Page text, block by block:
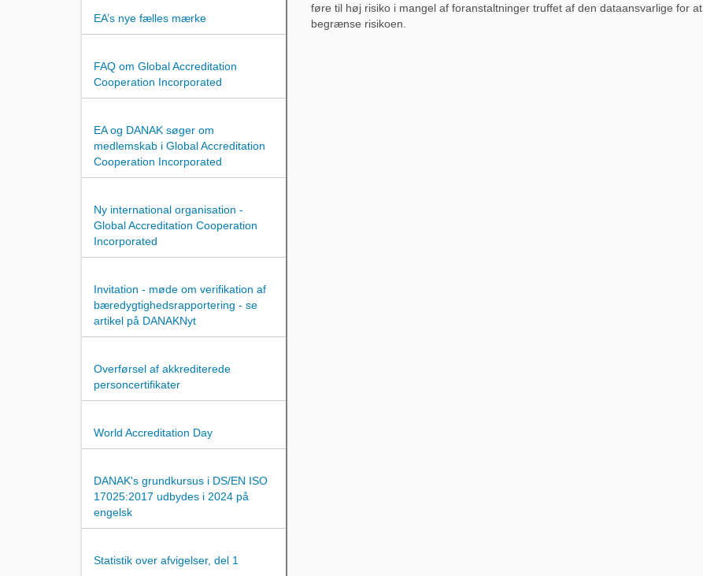
føre til høj risiko i mangel af foranstaltninger truffet af den dataansvarlige for at
begrænse risikoen.
EA’s nye fælles mærke
FAQ om Global Accreditation
Cooperation Incorporated
EA og DANAK søger om
medlemskab i Global Accreditation
Cooperation Incorporated
Ny international organisation -
Global Accreditation Cooperation
Incorporated
Invitation - møde om verifikation af
bæredygtighedsrapportering - se
artikel på DANAKNyt
Overførsel af akkrediterede
personcertifikater
World Accreditation Day
DANAK's grundkursus i DS/EN ISO
17025:2017 udbydes i 2024 på
engelsk
Statistik over afvigelser, del 1